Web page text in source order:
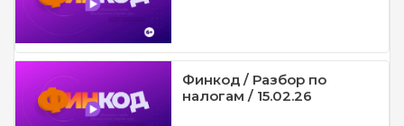
Финкод / Разбор по
налогам / 15.02.26